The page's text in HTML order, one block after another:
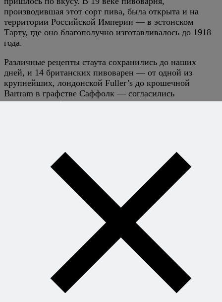
производившая этот сорт пива, была открыта и на
территории Российской Империи — в эстонском
Тарту, где оно благополучно изготавливалось до 1918
года.
Различные рецепты стаута сохранились до наших
дней, и 14 британских пивоварен — от одной из
крупнейших, лондонской Fuller’s до крошечной
Bartram в графстве Саффолк — согласились
изготовить небольшие партии пива для отправки в
дегустацией «императорского» пива, в которых
приняли участие вице-мэр Гринвича Джим Гиллман и
торгпред РФ в Лондоне Виктор Спасский.
В понедельник экспедиция отплыла из доков
британской столицы на борту клипера «Фермопилы»
(Thermopylae), за плечами у которого четыре
На четырехнедельном пути следования клипер сделает
несколько остановок в странах Северной Европы —
Германии, Дании, Швеции, Финляндии — для участия
в пивных фестивалях и смены экипажа, и планирует
прибыть в Санкт-Петербург в середине июня.